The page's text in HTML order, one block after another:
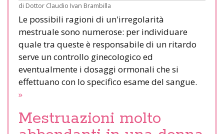
di Dottor Claudio Ivan Brambilla
Le possibili ragioni di un'irregolarità
mestruale sono numerose: per individuare
quale tra queste è responsabile di un ritardo
serve un controllo ginecologico ed
eventualmente i dosaggi ormonali che si
effettuano con lo specifico esame del sangue.
»
Mestruazioni molto